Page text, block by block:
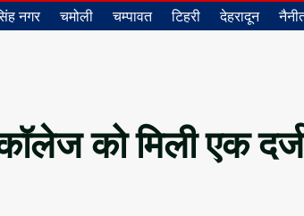
नगर चमोली चम्पावत टिहरी देहरादून
को मिली एक